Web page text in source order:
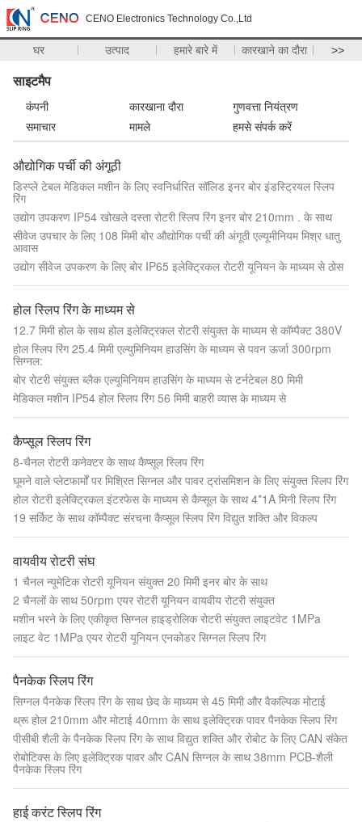
CENO Electronics Technology Co.,Ltd
घर उत्पाद हमारे बारे में कारखाने का दौरा >>
साइटमैप
कंपनी कारखाना दौरा
गुणवत्ता नियंत्रण
समाचार
मामले हमसे संपर्क करें
औद्योगिक पर्ची की अंगूठी
डिस्प्ले टेबल मेडिकल मशीन के लिए स्वनिर्धारित सॉलिड इनर बोर इंडस्ट्रियल स्लिप
रिंग
उद्योग उपकरण IP54 खोखले दस्ता रोटरी स्लिप रिंग इनर बोर 210mm . के साथ
सीवेज उपचार के लिए 108 मिमी बोर औद्योगिक पर्ची की अंगूठी एल्यूमीनियम मिश्र धातु
आवास
उद्योग सीवेज उपकरण के लिए बोर IP65 इलेक्ट्रिकल रोटरी यूनियन के माध्यम से ठोस
होल स्लिप रिंग के माध्यम से
12.7 मिमी होल के साथ होल इलेक्ट्रिकल रोटरी संयुक्त के माध्यम से कॉम्पैक्ट 380V
होल स्लिप रिंग 25.4 मिमी एल्युमिनियम हाउसिंग के माध्यम से पवन ऊर्जा 300rpm
सिग्नल:
बोर रोटरी संयुक्त ब्लैक एल्यूमिनियम हाउसिंग के माध्यम से टर्नटेबल 80 मिमी
मेडिकल मशीन IP54 होल स्लिप रिंग 56 मिमी बाहरी व्यास के माध्यम से
कैप्सूल स्लिप रिंग
8-चैनल रोटरी कनेक्टर के साथ कैप्सूल स्लिप रिंग
घूमने वाले प्लेटफार्मों पर मिश्रित सिग्नल और पावर ट्रांसमिशन के लिए संयुक्त स्लिप रिंग
होल रोटरी इलेक्ट्रिकल इंटरफेस के माध्यम से कैप्सूल के साथ 4*1A मिनी स्लिप रिंग
19 सर्किट के साथ कॉम्पैक्ट संरचना कैप्सूल स्लिप रिंग विद्युत शक्ति और विकल्प
वायवीय रोटरी संघ
1 चैनल न्यूमेटिक रोटरी यूनियन संयुक्त 20 मिमी इनर बोर के साथ
2 चैनलों के साथ 50rpm एयर रोटरी यूनियन वायवीय रोटरी संयुक्त
मशीन भरने के लिए एकीकृत सिग्नल हाइड्रोलिक रोटरी संयुक्त लाइटवेट 1MPa
लाइट वेट 1MPa एयर रोटरी यूनियन एनकोडर सिग्नल स्लिप रिंग
पैनकेक स्लिप रिंग
सिग्नल पैनकेक स्लिप रिंग के साथ छेद के माध्यम से 45 मिमी और वैकल्पिक मोटाई
थ्रू होल 210mm और मोटाई 40mm के साथ इलेक्ट्रिक पावर पैनकेक स्लिप रिंग
पीसीबी शैली के पैनकेक स्लिप रिंग के साथ विद्युत शक्ति और रोबोट के लिए CAN संकेत
रोबोटिक्स के लिए इलेक्ट्रिक पावर और CAN सिग्नल के साथ 38mm PCB-शैली
पैनकेक स्लिप रिंग
हाई करंट स्लिप रिंग